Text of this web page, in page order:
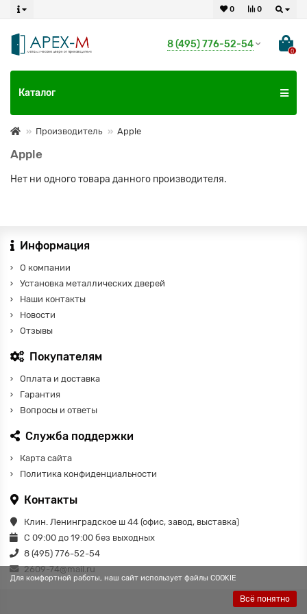
0
0
8 (495) 776-52-54
0
Каталог
Производитель Apple
Apple
Нет ни одного товара данного производителя.
Для комфортной работы, наш сайт использует файлы COOKIE
Всё понятно
Информация
О компании
Установка металлических дверей
Наши контакты
Новости
Отзывы
Покупателям
Оплата и доставка
Гарантия
Вопросы и ответы
Служба поддержки
Карта сайта
Политика конфиденциальности
Контакты
Клин. Ленинградское ш 44 (офис, завод, выставка)
С 09:00 до 19:00 без выходных
8 (495) 776-52-54
2609-74@mail.ru